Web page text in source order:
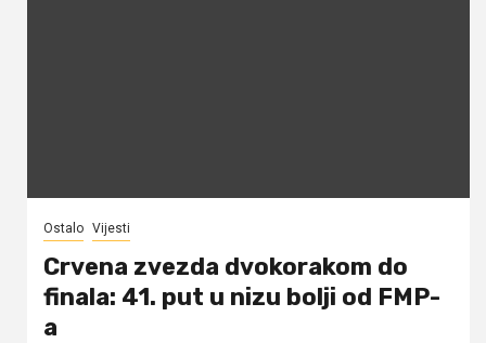
Ostalo Vijesti
Crvena zvezda dvokorakom do
finala: 41. put u nizu bolji od FMP-
a